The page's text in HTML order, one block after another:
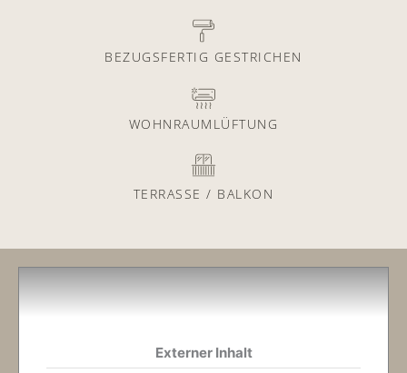
BEZUGSFERTIG GESTRICHEN
WOHNRAUMLÜFTUNG
TERRASSE / BALKON
Externer Inhalt